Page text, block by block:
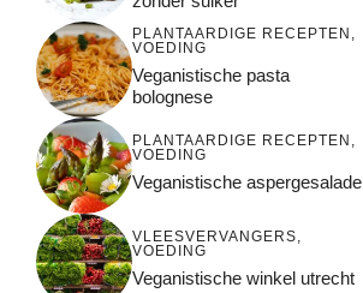
PLANTAARDIGE RECEPTEN ,
VOEDING
Veganistische pasta
bolognese
PLANTAARDIGE RECEPTEN ,
VOEDING
Veganistische aspergesalade
VLEESVERVANGERS,
VOEDING
Veganistische winkel utrecht